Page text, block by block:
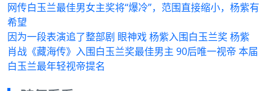
网传白玉兰最佳男女主奖将“爆冷”，范围直接缩小，杨紫有
希望
因为一段表演追了整部剧 眼神戏 杨紫入围白玉兰奖 杨紫
肖战《藏海传》入围白玉兰奖最佳男主 90后唯一视帝 本届
白玉兰最年轻视帝提名